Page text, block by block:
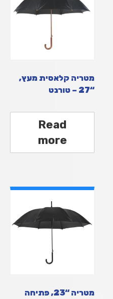
מטריה קלאסית מעץ,
“27 – טורנט
Read
more
מטריה “23, פתיחה